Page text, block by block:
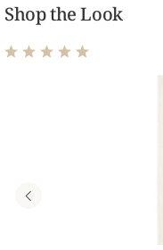
Shop the Look
Durchschnittliche